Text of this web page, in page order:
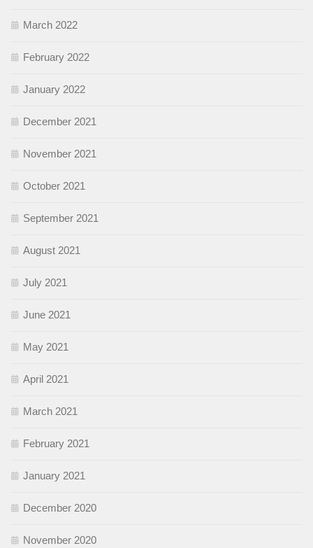
March 2022
February 2022
January 2022
December 2021
November 2021
October 2021
September 2021
August 2021
July 2021
June 2021
May 2021
April 2021
March 2021
February 2021
January 2021
December 2020
November 2020